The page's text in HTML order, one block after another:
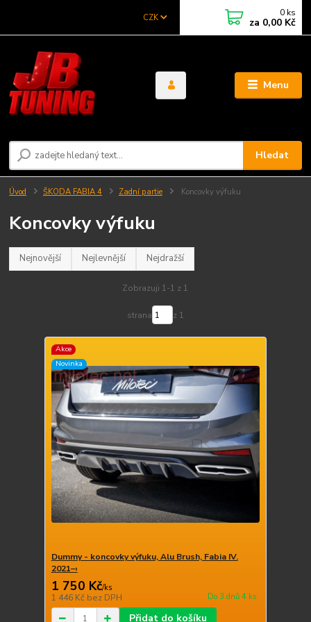
Menu
CZK
Hledat
0 ks
za 0,00 Kč
Úvod ŠKODA FABIA 4 Zadní partie Koncovky výfuku
Koncovky výfuku
Nejnovější Nejlevnější Nejdražší
Zobrazuji 1-1 z 1
strana z 1
Akce
Novinka
Dummy - koncovky výfuku, Alu Brush, Fabia IV.
2021–›
1 750 Kč/ks
1 446 Kč bez DPH Do 3 dnů 4 ks
Přidat do košíku